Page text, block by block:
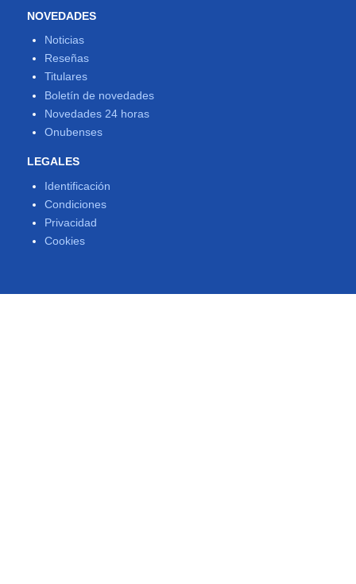
NOVEDADES
Noticias
Reseñas
Titulares
Boletín de novedades
Novedades 24 horas
Onubenses
LEGALES
Identificación
Condiciones
Privacidad
Cookies